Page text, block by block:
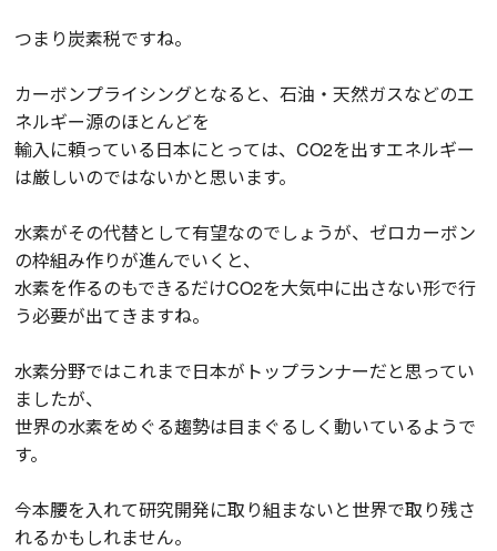
つまり炭素税ですね。
カーボンプライシングとなると、石油・天然ガスなどのエ
ネルギー源のほとんどを
輸入に頼っている日本にとっては、CO2を出すエネルギー
は厳しいのではないかと思います。
水素がその代替として有望なのでしょうが、ゼロカーボン
の枠組み作りが進んでいくと、
水素を作るのもできるだけCO2を大気中に出さない形で行
う必要が出てきますね。
水素分野ではこれまで日本がトップランナーだと思ってい
ましたが、
世界の水素をめぐる趨勢は目まぐるしく動いているようで
す。
今本腰を入れて研究開発に取り組まないと世界で取り残さ
れるかもしれません。